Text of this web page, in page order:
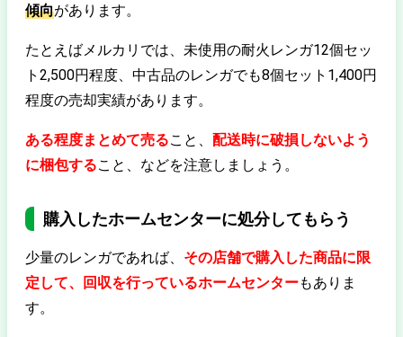
傾向があります。
たとえばメルカリでは、未使用の耐火レンガ12個セッ
ト2,500円程度、中古品のレンガでも8個セット1,400円
程度の売却実績があります。
ある程度まとめて売ること、 配送時に破損しないよう
に梱包すること、などを注意しましょう。
購入したホームセンターに処分してもらう
少量のレンガであれば、 その店舗で購入した商品に限
定して、回収を行っているホームセンターもありま
す。